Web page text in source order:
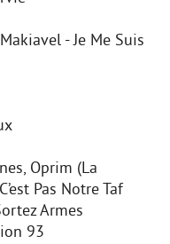
- Je Me Suis
Oprim (La
Pas Notre Taf
Armes
93